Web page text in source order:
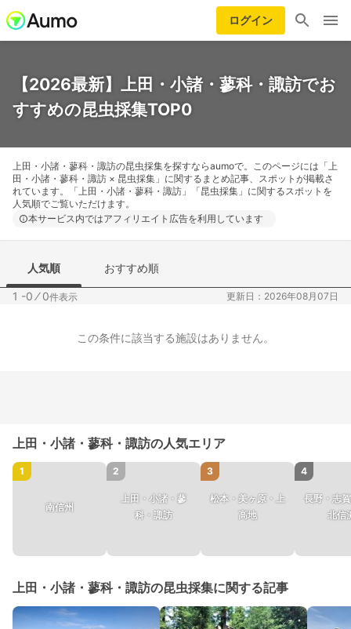
ログイン
【2026最新】上田・小諸・蓼科・諏訪でお
すすめの昆虫採集TOP0
上田・小諸・蓼科・諏訪の昆虫採集を探すならaumoで。このページには「上
田・小諸・蓼科・諏訪 × 昆虫採集」に関するまとめ記事、スポットが掲載さ
れています。「上田・小諸・蓼科・諏訪」「昆虫採集」に関するスポットを
人気順でご覧いただけます。
本サービス内ではアフィリエイト広告を利用しています
人気順 おすすめ順
1 -0 ⁄0件表示 更新日：2026年08月07日
この条件に該当する施設はありません。
上田・小諸・蓼科・諏訪の人気エリア
1
南信州
2
上田・小諸・蓼
科・諏訪
3
松本・美ヶ原・上
高地
4
長野・志
北信
上田・小諸・蓼科・諏訪の昆虫採集に関する記事